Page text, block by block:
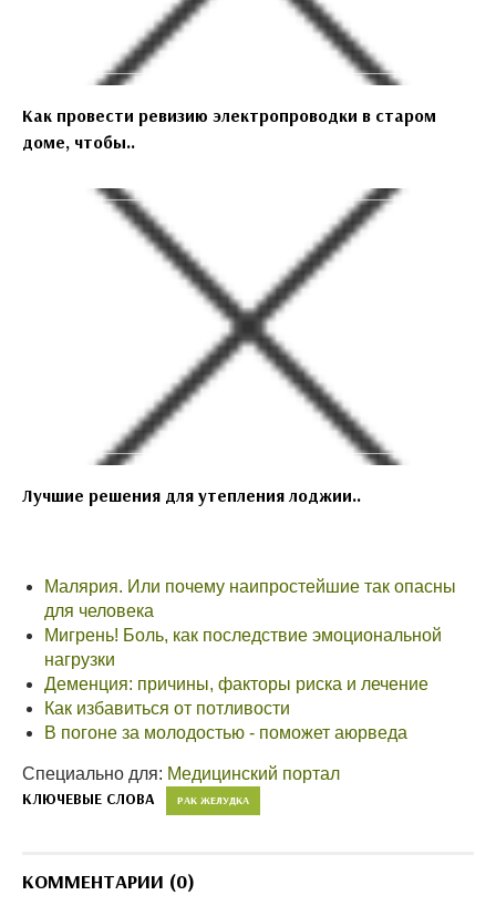
Как провести ревизию электропроводки в старом
доме, чтобы..
Лучшие решения для утепления лоджии..
Малярия. Или почему наипростейшие так опасны
для человека
Мигрень! Боль, как последствие эмоциональной
нагрузки
Деменция: причины, факторы риска и лечение
Как избавиться от потливости
В погоне за молодостью - поможет аюрведа
Специально для: Медицинский портал
КЛЮЧЕВЫЕ СЛОВА РАК ЖЕЛУДКА
КОММЕНТАРИИ (0)